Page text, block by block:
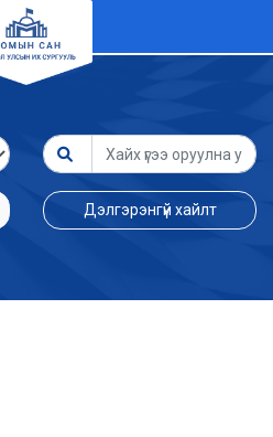
Дэлгэрэнгүй хайлт